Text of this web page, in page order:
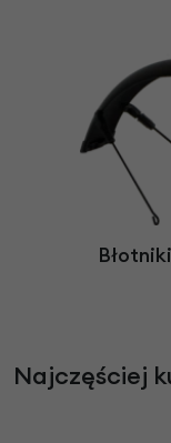
Najczęściej